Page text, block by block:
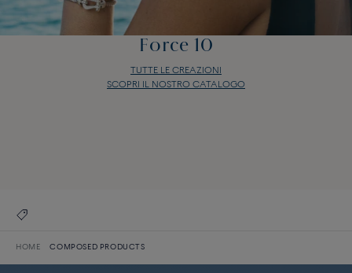
Force 10
TUTTE LE CREAZIONI
SCOPRI IL NOSTRO CATALOGO
HOME COMPOSED PRODUCTS